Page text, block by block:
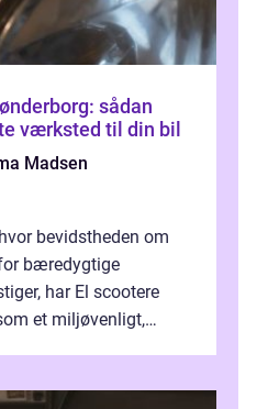
sådan
værksted til din bil
Madsen
bevidstheden om
bæredygtige
har El scootere
et miljøvenligt,